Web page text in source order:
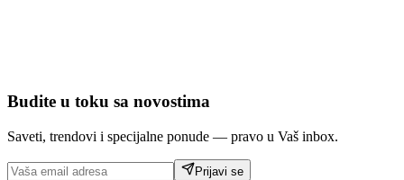
Budite u toku sa novostima
Saveti, trendovi i specijalne ponude — pravo u Vaš inbox.
Prijavi se